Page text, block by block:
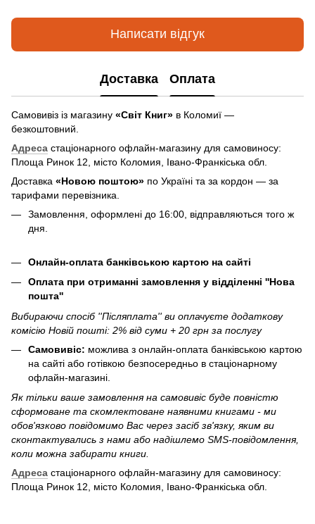
Написати відгук
Доставка Оплата
Самовивіз із магазину «Світ Книг» в Коломиї —
безкоштовний.
Адреса стаціонарного офлайн-магазину для самовиносу:
Площа Ринок 12, місто Коломия, Івано-Франкіська обл.
Доставка «Новою поштою» по Україні та за кордон — за
тарифами перевізника.
Замовлення, оформлені до 16:00, відправляються того ж
дня.
Онлайн-оплата банківською картою на сайті
Оплата при отриманні замовлення у відділенні ''Нова
пошта''
Вибираючи спосіб ''Післяплата'' ви оплачуєте додаткову
комісію Новій пошті: 2% від суми + 20 грн за послугу
Самовивіс: можлива з онлайн-оплата банківською картою
на сайті або готівкою безпосередньо в стаціонарному
офлайн-магазині.
Як тільки ваше замовлення на самовивіс буде повністю
сформоване та скомлектоване наявними книгами - ми
обов'язково повідомимо Вас через засіб зв'язку, яким ви
сконтактувались з нами або надішлемо SMS-повідомлення,
коли можна забирати книги.
Адреса стаціонарного офлайн-магазину для самовиносу:
Площа Ринок 12, місто Коломия, Івано-Франкіська обл.